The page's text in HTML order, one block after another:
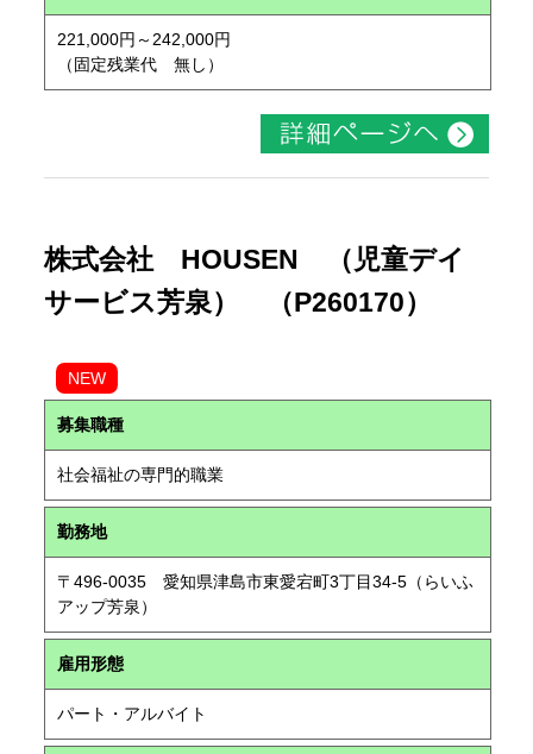
221,000円～242,000円
（固定残業代 無し）
株式会社 HOUSEN （児童デイ
サービス芳泉） （P260170）
NEW
募集職種
社会福祉の専門的職業
勤務地
〒496-0035 愛知県津島市東愛宕町3丁目34-5（らいふ
アップ芳泉）
雇用形態
パート・アルバイト